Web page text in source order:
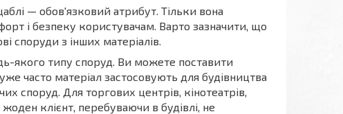
— обов'язковий атрибут. Тільки вона
і безпеку користувачам. Варто зазначити, що
споруди з інших матеріалів.
якого типу споруд. Ви можете поставити
часто матеріал застосовують для будівництва
споруд. Для торгових центрів, кінотеатрів,
клієнт, перебуваючи в будівлі, не